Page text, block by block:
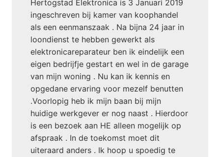
Hertogstad Elektronica is 3 Januari 2019
ingeschreven bij kamer van koophandel
als een eenmanszaak . Na bijna 24 jaar in
loondienst te hebben gewerkt als
elektronicareparateur ben ik eindelijk een
eigen bedrijfje gestart en wel in de garage
van mijn woning . Nu kan ik kennis en
opgedane ervaring voor mezelf benutten
.Voorlopig heb ik mijn baan bij mijn
huidige werkgever er nog naast . Hierdoor
is een bezoek aan HE alleen mogelijk op
afspraak . In de toekomst moet dit
uiteraard anders . Ik hoop u spoedig te